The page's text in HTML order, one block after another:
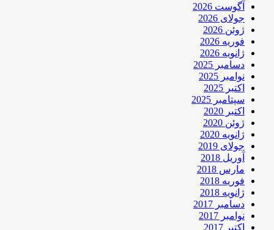
آگوست 2026
جولای 2026
ژوئن 2026
فوریه 2026
ژانویه 2026
دسامبر 2025
نوامبر 2025
اکتبر 2025
سپتامبر 2025
اکتبر 2020
ژوئن 2020
ژانویه 2020
جولای 2019
آوریل 2018
مارس 2018
فوریه 2018
ژانویه 2018
دسامبر 2017
نوامبر 2017
اکتبر 2017